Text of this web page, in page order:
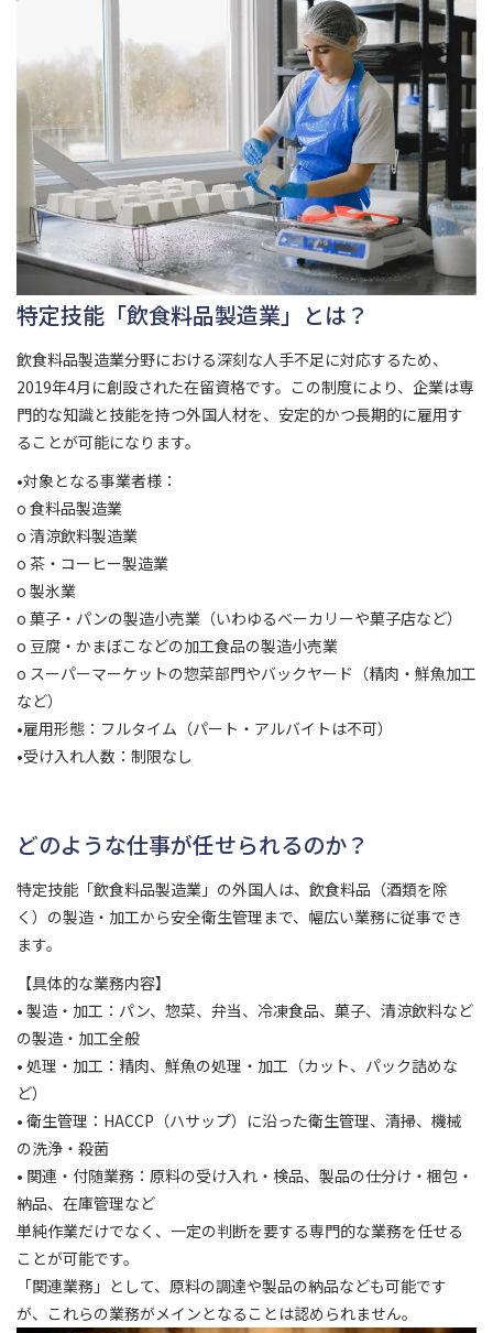
特定技能「飲食料品製造業」とは？
飲食料品製造業分野における深刻な人手不足に対応するため、
2019年4月に創設された在留資格です。この制度により、企業は専
門的な知識と技能を持つ外国人材を、安定的かつ長期的に雇用す
ることが可能になります。
•対象となる事業者様：
o 食料品製造業
o 清涼飲料製造業
o 茶・コーヒー製造業
o 製氷業
o 菓子・パンの製造小売業（いわゆるベーカリーや菓子店など）
o 豆腐・かまぼこなどの加工食品の製造小売業
o スーパーマーケットの惣菜部門やバックヤード（精肉・鮮魚加工
など）
•雇用形態：フルタイム（パート・アルバイトは不可）
•受け入れ人数：制限なし
どのような仕事が任せられるのか？
特定技能「飲食料品製造業」の外国人は、飲食料品（酒類を除
く）の製造・加工から安全衛生管理まで、幅広い業務に従事でき
ます。
【具体的な業務内容】
• 製造・加工：パン、惣菜、弁当、冷凍食品、菓子、清涼飲料など
の製造・加工全般
• 処理・加工：精肉、鮮魚の処理・加工（カット、パック詰めな
ど）
• 衛生管理：HACCP（ハサップ）に沿った衛生管理、清掃、機械
の洗浄・殺菌
• 関連・付随業務：原料の受け入れ・検品、製品の仕分け・梱包・
納品、在庫管理など
単純作業だけでなく、一定の判断を要する専門的な業務を任せる
ことが可能です。
「関連業務」として、原料の調達や製品の納品なども可能です
が、これらの業務がメインとなることは認められません。